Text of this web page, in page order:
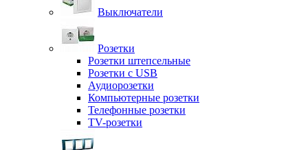
Выключатели
Розетки
Розетки штепсельные
Розетки с USB
Аудиорозетки
Компьютерные розетки
Телефонные розетки
TV-розетки